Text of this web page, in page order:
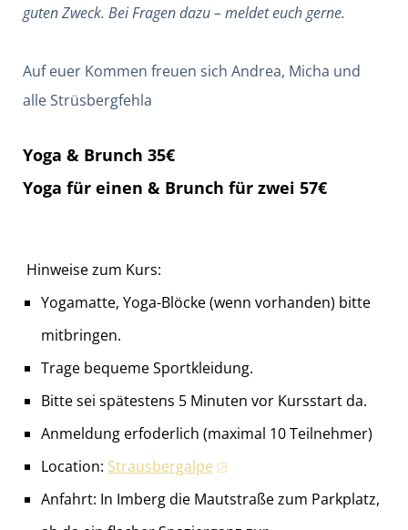
guten Zweck. Bei Fragen dazu – meldet euch gerne.
Auf euer Kommen freuen sich Andrea, Micha und
alle Strüsbergfehla
Yoga & Brunch 35€
Yoga für einen & Brunch für zwei 57€
Hinweise zum Kurs:
Yogamatte, Yoga-Blöcke (wenn vorhanden) bitte
mitbringen.
Trage bequeme Sportkleidung.
Bitte sei spätestens 5 Minuten vor Kursstart da.
Anmeldung erfoderlich (maximal 10 Teilnehmer)
Location: Strausbergalpe
Anfahrt: In Imberg die Mautstraße zum Parkplatz,